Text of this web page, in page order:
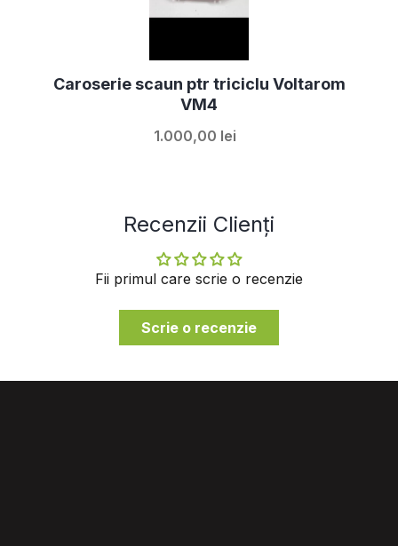
Caroserie scaun ptr triciclu Voltarom
VM4
1.000,00 lei
Recenzii Clienți
Fii primul care scrie o recenzie
Scrie o recenzie